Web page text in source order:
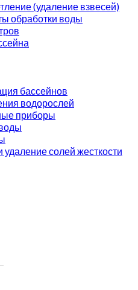
(удаление взвесей)
обработки воды
бассейнов
водорослей
приборы
удаление солей жесткости